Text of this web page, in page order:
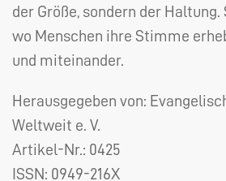
der Größe, sondern der Haltung.
wo Menschen ihre Stimme
und miteinander.
Herausgegeben von:
Weltweit e. V.
Artikel-Nr.: 0425
ISSN: 0949-216X